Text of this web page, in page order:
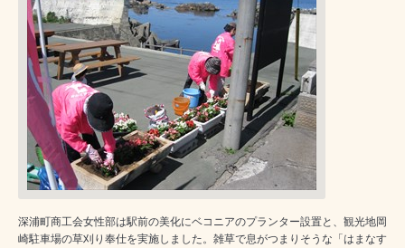
深浦町商工会女性部は駅前の美化にベコニアのプランター設置と、観光地岡
崎駐車場の草刈り奉仕を実施しました。雑草で息がつまりそうな「はまなす